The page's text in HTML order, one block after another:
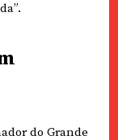
do Grande